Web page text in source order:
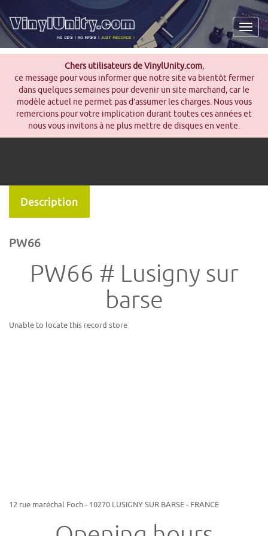
Chers utilisateurs de VinylUnity.com,
ce message pour vous informer que notre site va bientôt fermer
dans quelques semaines pour devenir un site marchand, car le
modèle actuel ne permet pas d’assumer les charges. Nous vous
remercions pour votre implication durant toutes ces années et
nous vous invitons à ne plus mettre de disques en vente.
Description
PW66
PW66 # Lusigny sur
barse
Unable to locate this record store
12 rue maréchal Foch - 10270 LUSIGNY SUR BARSE - FRANCE